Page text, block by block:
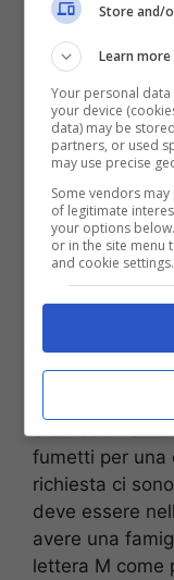
Joaquin Salvador
Nato da
soprannome
Joaquin Tejon.
insegnò le
anni iniziò a
apparsero sul
Circa due anni
fumetti per una
richiesta ci
deve essere
avere una
lettera M come
Store and/
Learn more
Your personal
your device
data) may be
partners, or used
may use precise
Some vendors
of legitimate
your options
or in the site menu
and cookie settings.